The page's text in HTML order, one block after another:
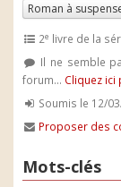
Roman à
2e livre de la
Il ne semble
forum... Cliquez ici
Soumis le 12/
Proposer des
Mots-clés